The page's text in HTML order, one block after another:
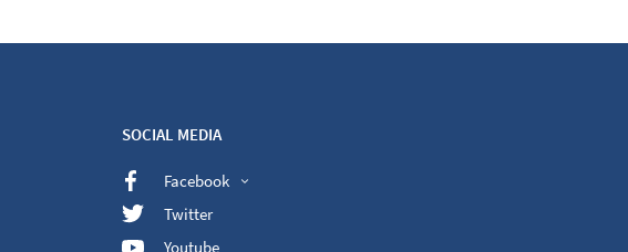
SOCIAL MEDIA
Facebook
Twitter
Youtube